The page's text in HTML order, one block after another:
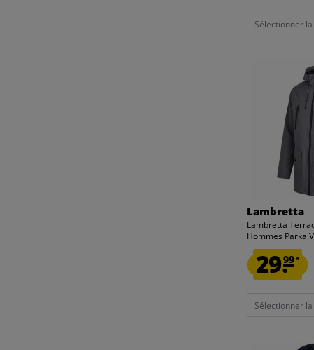
Sélectionner
Lambretta
Lambretta
Hommes Parka
29.99*
Sélectionner